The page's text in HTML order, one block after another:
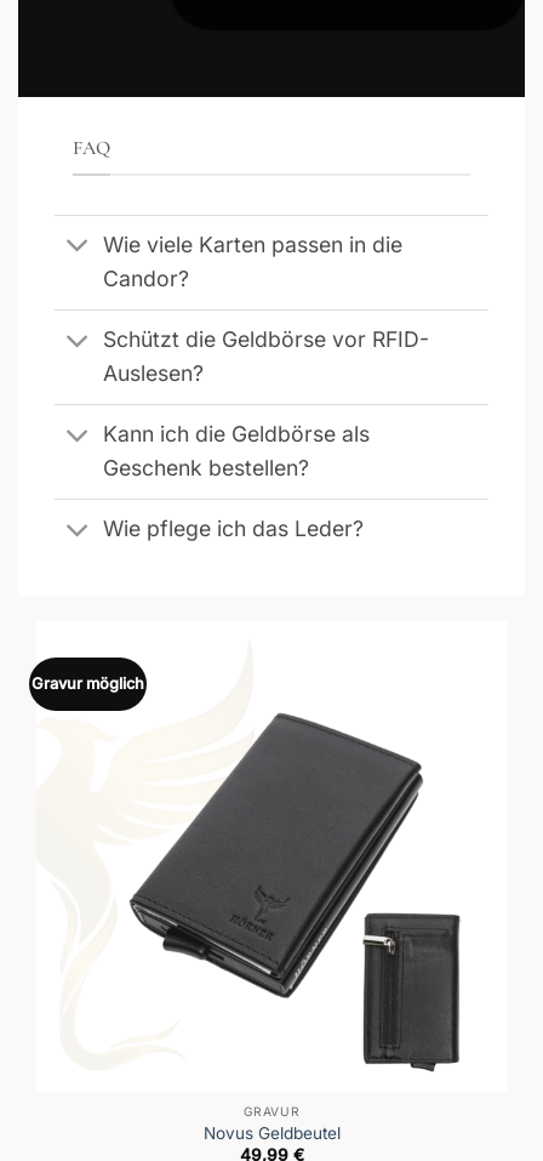
FAQ
Wie viele Karten passen in die
Candor?
Schützt die Geldbörse vor RFID-
Auslesen?
Kann ich die Geldbörse als
Geschenk bestellen?
Wie pflege ich das Leder?
Gravur möglich
GRAVUR
Novus Geldbeutel
49,99 €